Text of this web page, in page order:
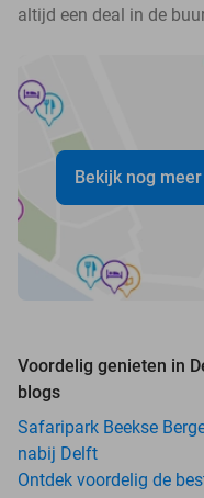
altijd een deal in de
Bekijk nog
Voordelig genieten in
blogs
Safaripark Beekse
nabij Delft
Ontdek voordelig de